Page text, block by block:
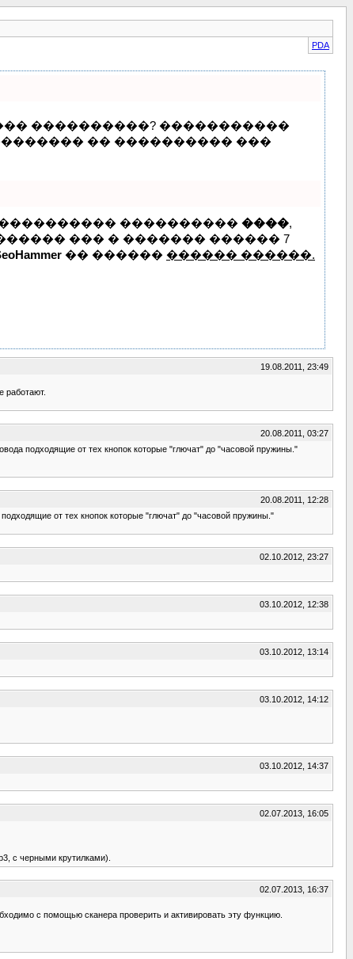
PDA
����������? �����������
�� ���������� ���
���������� ����,
��� � ������� ������ 7
�� ������ ������ ������.
19.08.2011, 23:49
работают.
20.08.2011, 03:27
подходящие от тех кнопок которые "глючат" до "часовой пружины."
20.08.2011, 12:28
от тех кнопок которые "глючат" до "часовой пружины."
02.10.2012, 23:27
03.10.2012, 12:38
03.10.2012, 13:14
03.10.2012, 14:12
03.10.2012, 14:37
02.07.2013, 16:05
с черными крутилками).
02.07.2013, 16:37
с помощью сканера проверить и активировать эту функцию.